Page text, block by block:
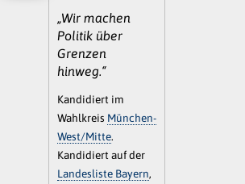
„Wir machen
Politik über
Grenzen
hinweg.“
Kandidiert im
Wahlkreis München-
West/Mitte.
Kandidiert auf der
Landesliste Bayern,